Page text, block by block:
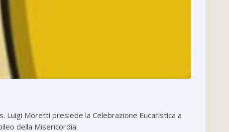
Luigi Moretti presiede la Celebrazione Eucaristica a
della Misericordia.